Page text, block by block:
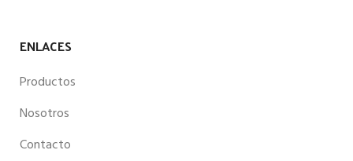
ENLACES
Productos
Nosotros
Contacto